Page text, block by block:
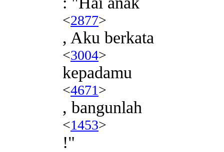
<2877>
, Aku berkata
<3004>
kepadamu
<4671>
, bangunlah
<1453>
!"